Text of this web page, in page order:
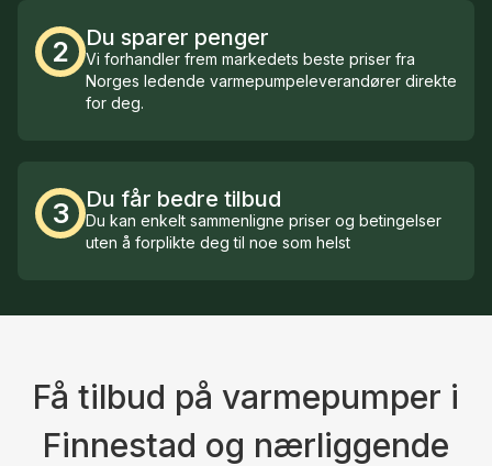
2 Du sparer penger
Vi forhandler frem markedets beste priser fra
Norges ledende varmepumpeleverandører direkte
for deg.
3 Du får bedre tilbud
Du kan enkelt sammenligne priser og betingelser
uten å forplikte deg til noe som helst
Få tilbud på varmepumper i
Finnestad og nærliggende